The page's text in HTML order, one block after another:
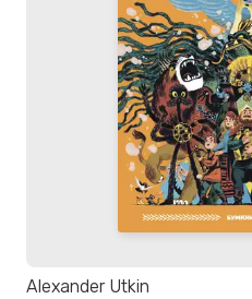
Alexander Utkin